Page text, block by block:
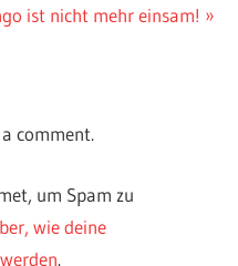
ist nicht mehr einsam!
comment.
um Spam zu
wie deine
.